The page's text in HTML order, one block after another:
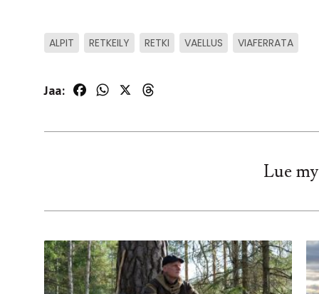
ALPIT RETKEILY RETKI VAELLUS VIAFERRATA
Jaa: FacebookWhatsApp
Lue